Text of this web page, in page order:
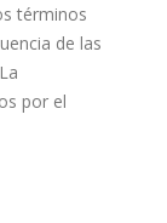
términos
de las
por el